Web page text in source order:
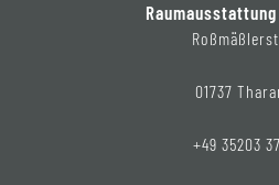
01737
+49 35203